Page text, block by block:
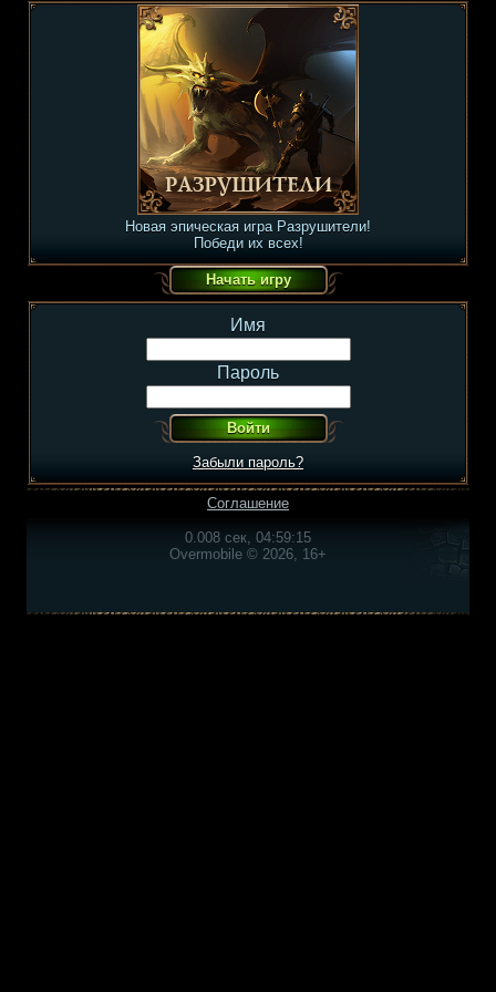
Новая эпическая игра Разрушители!
Победи их всех!
Имя
Пароль
Забыли пароль?
Соглашение
0.008 сек, 04:59:15
Overmobile © 2026, 16+